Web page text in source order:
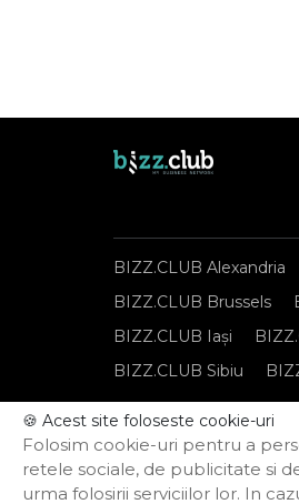
BIZZ.CLUB Alexandria
BIZZ.CLUB Brussels
BIZZ.CLUB Iași
BIZZ.CLUB Sibiu
Notă de informare
Politica privind
🍪 Acest site foloseste cookie-uri
Folosim cookie-uri pentru a
retele sociale, de publicitate si
urma folosirii serviciilor lor. In